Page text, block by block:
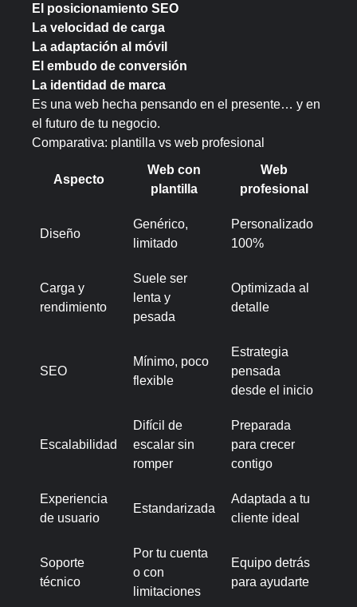
El posicionamiento SEO
La velocidad de carga
La adaptación al móvil
El embudo de conversión
La identidad de marca
Es una web hecha pensando en el presente… y en
el futuro de tu negocio.
Comparativa: plantilla vs web profesional
Aspecto
Web con
plantilla
Web
profesional
Diseño
Genérico,
limitado
Personalizado
100%
Carga y
rendimiento
Suele ser
lenta y
pesada
Optimizada al
detalle
SEO
Mínimo, poco
flexible
Estrategia
pensada
desde el inicio
Escalabilidad
Difícil de
escalar sin
romper
Preparada
para crecer
contigo
Experiencia
de usuario
Estandarizada
Adaptada a tu
cliente ideal
Soporte
técnico
Por tu cuenta
o con
limitaciones
Equipo detrás
para ayudarte